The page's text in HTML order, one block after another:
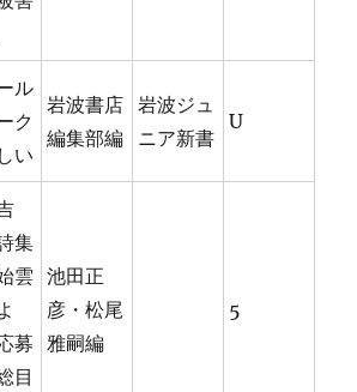
ル
ク
い
岩波書店
編集部編
岩波ジュ
ニア新書
U
集
雲
募
目
池田正
彦・松尾
雅嗣編
5